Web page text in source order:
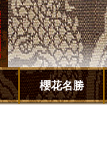
櫻花名勝